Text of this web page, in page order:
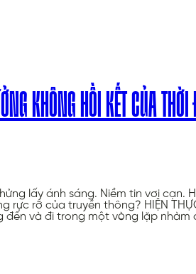
KHÔNG HỒI KẾT CỦA
lấy ánh sáng. Niềm tin vơi cạn.
rực rỡ của truyền thông? HIỆN
đến và đi trong một vòng lặp nhàm